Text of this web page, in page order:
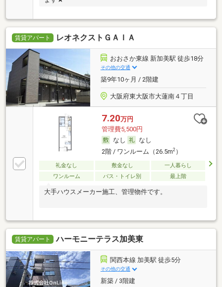
賃貸アパート レオネクストＧＡＩＡ
おおさか東線 新加美駅 徒歩18分
その他の交通
築9年10ヶ月 / 2階建
大阪府東大阪市大蓮南４丁目
7.20万円
管理費5,500円
なし
なし
2階 / ワンルーム（26.5m2）
礼金なし 敷金なし
一人暮らし
ワンルーム
バス・トイレ別 最上階
大手ハウスメーカー施工、管理物件です。
賃貸アパート ハーモニーテラス加美東
関西本線 加美駅 徒歩5分
その他の交通
新築 / 3階建